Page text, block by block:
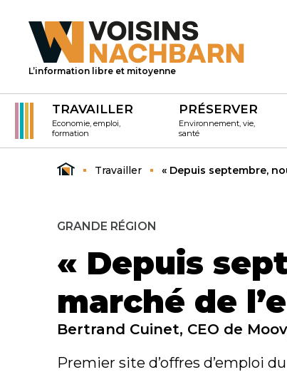
L’information libre et mitoyenne
TRAVAILLER
Economie, emploi,
formation
PRÉSERVER
Environnement, vie,
santé
Travailler « Depuis septembre,
GRANDE RÉGION
« Depuis
marché de
Bertrand Cuinet, CEO de
Premier site d’offres d’emploi